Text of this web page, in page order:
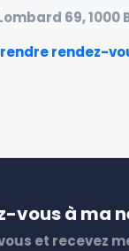
69, 1000
rendez-
vous à ma
et recevez